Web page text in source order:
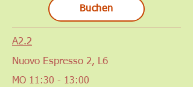
Buchen
A2.2
Nuovo Espresso 2, L6
MO 11:30 - 13:00